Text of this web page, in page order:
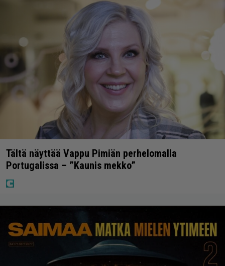
Tältä näyttää Vappu Pimiän perhelomalla
Portugalissa – ”Kaunis mekko”